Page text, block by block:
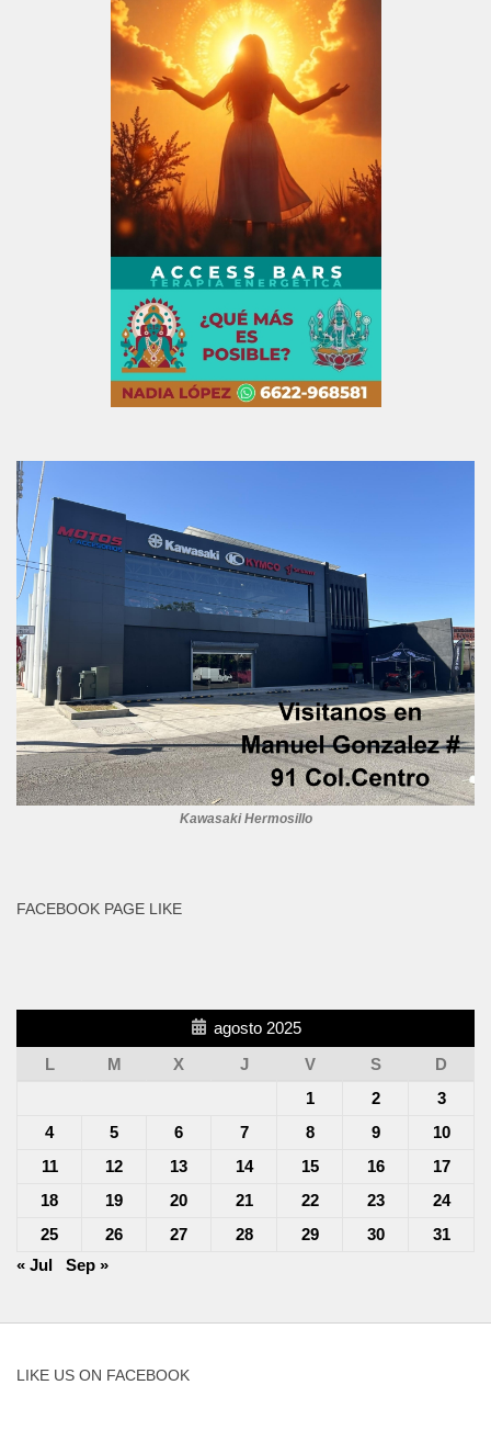
Kawasaki Hermosillo
FACEBOOK PAGE LIKE
agosto 2025
L
M X J V S
D
1
2
3
4
5 6 7 8 9
10
11
12 13 14 15 16
17
18
19 20 21 22 23
24
25
26 27 28 29 30
31
« Jul
Sep »
LIKE US ON FACEBOOK